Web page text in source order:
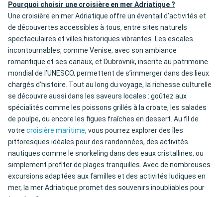
Pourquoi choisir une croisière en mer Adriatique ?
Une croisière en mer Adriatique offre un éventail d’activités et
de découvertes accessibles à tous, entre sites naturels
spectaculaires et villes historiques vibrantes. Les escales
incontournables, comme Venise, avec son ambiance
romantique et ses canaux, et Dubrovnik, inscrite au patrimoine
mondial de l’UNESCO, permettent de s’immerger dans des lieux
chargés d’histoire. Tout au long du voyage, la richesse culturelle
se découvre aussi dans les saveurs locales : goûtez aux
spécialités comme les poissons grillés à la croate, les salades
de poulpe, ou encore les figues fraîches en dessert. Au fil de
votre croisière maritime, vous pourrez explorer des îles
pittoresques idéales pour des randonnées, des activités
nautiques comme le snorkeling dans des eaux cristallines, ou
simplement profiter de plages tranquilles. Avec de nombreuses
excursions adaptées aux familles et des activités ludiques en
mer, la mer Adriatique promet des souvenirs inoubliables pour